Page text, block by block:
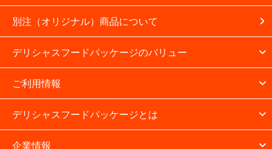
別注（オリジナル）商品について
デリシャスフードパッケージのバリュー
ご利用情報
デリシャスフードパッケージとは
企業情報